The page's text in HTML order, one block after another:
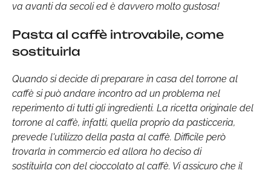
va avanti da secoli ed è davvero molto gustosa!
Pasta al caffè introvabile, come
sostituirla
Quando si decide di preparare in casa del torrone al
caffè si può andare incontro ad un problema nel
reperimento di tutti gli ingredienti. La ricetta originale del
torrone al caffè, infatti, quella proprio da pasticceria,
prevede l'utilizzo della pasta al caffè. Difficile però
trovarla in commercio ed allora ho deciso di
sostituirla con del cioccolato al caffè. Vi assicuro che il